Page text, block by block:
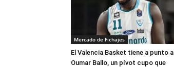
Mercado de Fichajes
El Valencia Basket tiene a punto a
Oumar Ballo, un pívot cupo que